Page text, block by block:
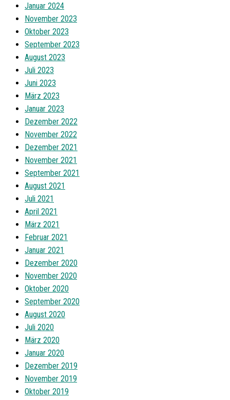
Januar 2024
November 2023
Oktober 2023
September 2023
August 2023
Juli 2023
Juni 2023
März 2023
Januar 2023
Dezember 2022
November 2022
Dezember 2021
November 2021
September 2021
August 2021
Juli 2021
April 2021
März 2021
Februar 2021
Januar 2021
Dezember 2020
November 2020
Oktober 2020
September 2020
August 2020
Juli 2020
März 2020
Januar 2020
Dezember 2019
November 2019
Oktober 2019